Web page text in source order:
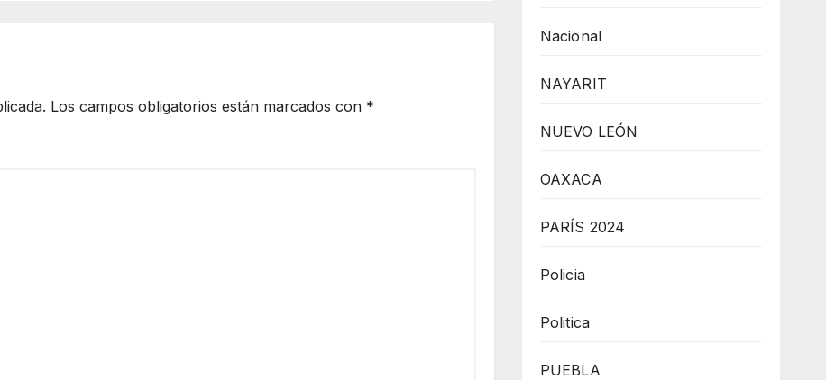
Los campos obligatorios están marcados con *
Nacional
NAYARIT
NUEVO LEÓN
OAXACA
PARÍS 2024
Policia
Politica
PUEBLA